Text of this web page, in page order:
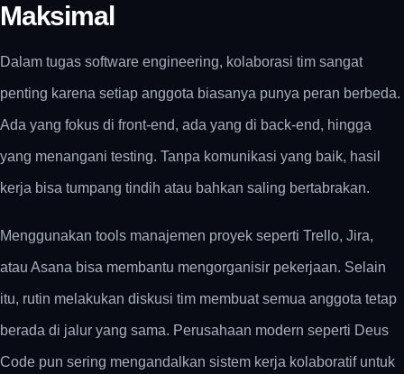
Maksimal
Dalam tugas software engineering, kolaborasi tim sangat
penting karena setiap anggota biasanya punya peran berbeda.
Ada yang fokus di front-end, ada yang di back-end, hingga
yang menangani testing. Tanpa komunikasi yang baik, hasil
kerja bisa tumpang tindih atau bahkan saling bertabrakan.
Menggunakan tools manajemen proyek seperti Trello, Jira,
atau Asana bisa membantu mengorganisir pekerjaan. Selain
itu, rutin melakukan diskusi tim membuat semua anggota tetap
berada di jalur yang sama. Perusahaan modern seperti Deus
Code pun sering mengandalkan sistem kerja kolaboratif untuk